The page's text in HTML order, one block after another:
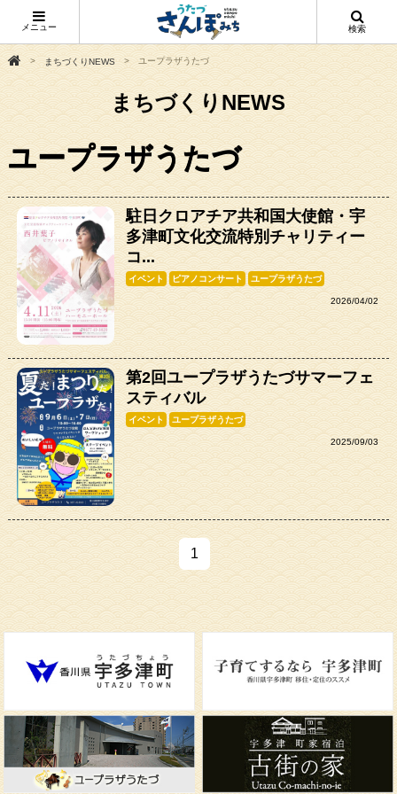
メニュー 検索
まちづくりNEWS ユープラザうたづ
まちづくりNEWS
ユープラザうたづ
駐日クロアチア共和国大使館・宇
多津町文化交流特別チャリティー
コ...
イベント ピアノコンサート ユープラザうたづ
2026/04/02
第2回ユープラザうたづサマーフェ
スティバル
イベント ユープラザうたづ
2025/09/03
1